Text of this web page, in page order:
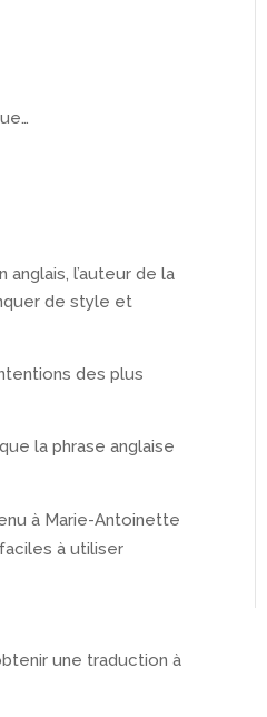
l’auteur de la
de style et
des plus
la phrase anglaise
à Marie-Antoinette
à utiliser
une traduction à